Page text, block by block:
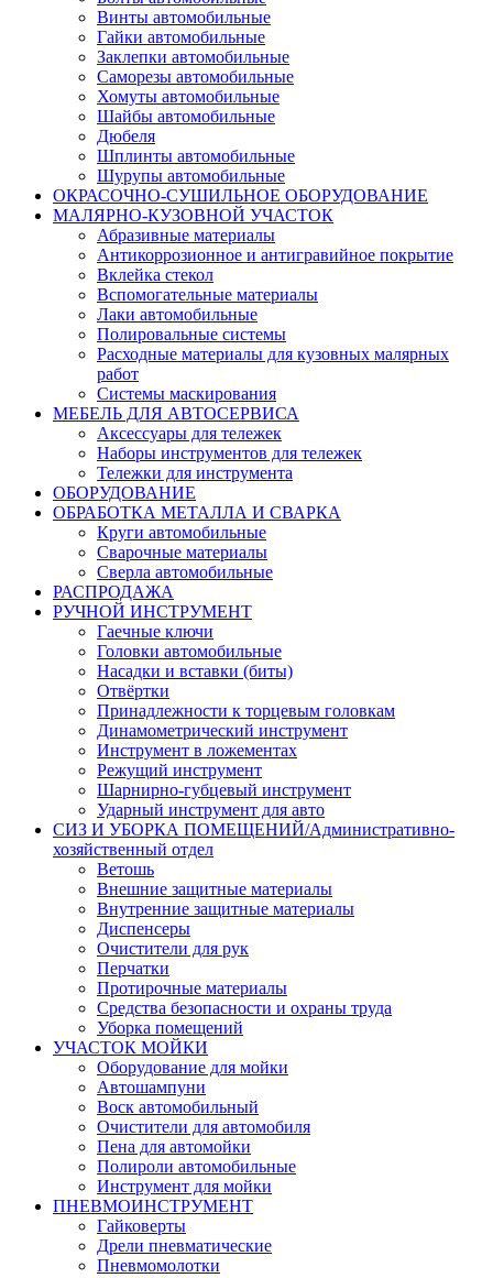
Винты автомобильные
Гайки автомобильные
Заклепки автомобильные
Саморезы автомобильные
Хомуты автомобильные
Шайбы автомобильные
Дюбеля
Шплинты автомобильные
Шурупы автомобильные
ОКРАСОЧНО-СУШИЛЬНОЕ ОБОРУДОВАНИЕ
МАЛЯРНО-КУЗОВНОЙ УЧАСТОК
Абразивные материалы
Антикоррозионное и антигравийное покрытие
Вклейка стекол
Вспомогательные материалы
Лаки автомобильные
Полировальные системы
Расходные материалы для кузовных малярных
работ
Системы маскирования
МЕБЕЛЬ ДЛЯ АВТОСЕРВИСА
Аксессуары для тележек
Наборы инструментов для тележек
Тележки для инструмента
ОБОРУДОВАНИЕ
ОБРАБОТКА МЕТАЛЛА И СВАРКА
Круги автомобильные
Сварочные материалы
Сверла автомобильные
РАСПРОДАЖА
РУЧНОЙ ИНСТРУМЕНТ
Гаечные ключи
Головки автомобильные
Насадки и вставки (биты)
Отвёртки
Принадлежности к торцевым головкам
Динамометрический инструмент
Инструмент в ложементах
Режущий инструмент
Шарнирно-губцевый инструмент
Ударный инструмент для авто
СИЗ И УБОРКА ПОМЕЩЕНИЙ/Административно-
хозяйственный отдел
Ветошь
Внешние защитные материалы
Внутренние защитные материалы
Диспенсеры
Очистители для рук
Перчатки
Протирочные материалы
Средства безопасности и охраны труда
Уборка помещений
УЧАСТОК МОЙКИ
Оборудование для мойки
Автошампуни
Воск автомобильный
Очистители для автомобиля
Пена для автомойки
Полироли автомобильные
Инструмент для мойки
ПНЕВМОИНСТРУМЕНТ
Гайковерты
Дрели пневматические
Пневмомолотки